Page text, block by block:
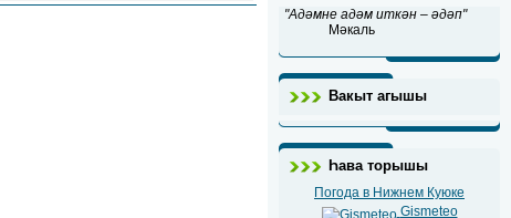
"Адәмне адәм иткән – әдәп"
Мәкаль
Вакыт агышы
Һава торышы
Погода в Нижнем Куюке
Gismeteo